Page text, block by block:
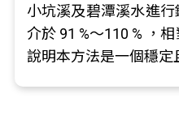
小坑溪及碧潭溪水進
介於 91 %～110 % ，
說明本方法是一個穩定